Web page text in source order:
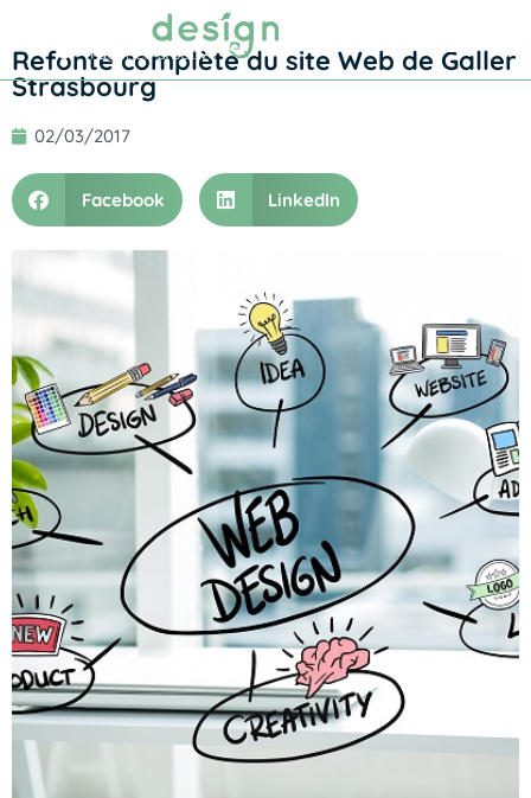
Refonte complète du site Web de Galler
Strasbourg
02/03/2017
Facebook LinkedIn